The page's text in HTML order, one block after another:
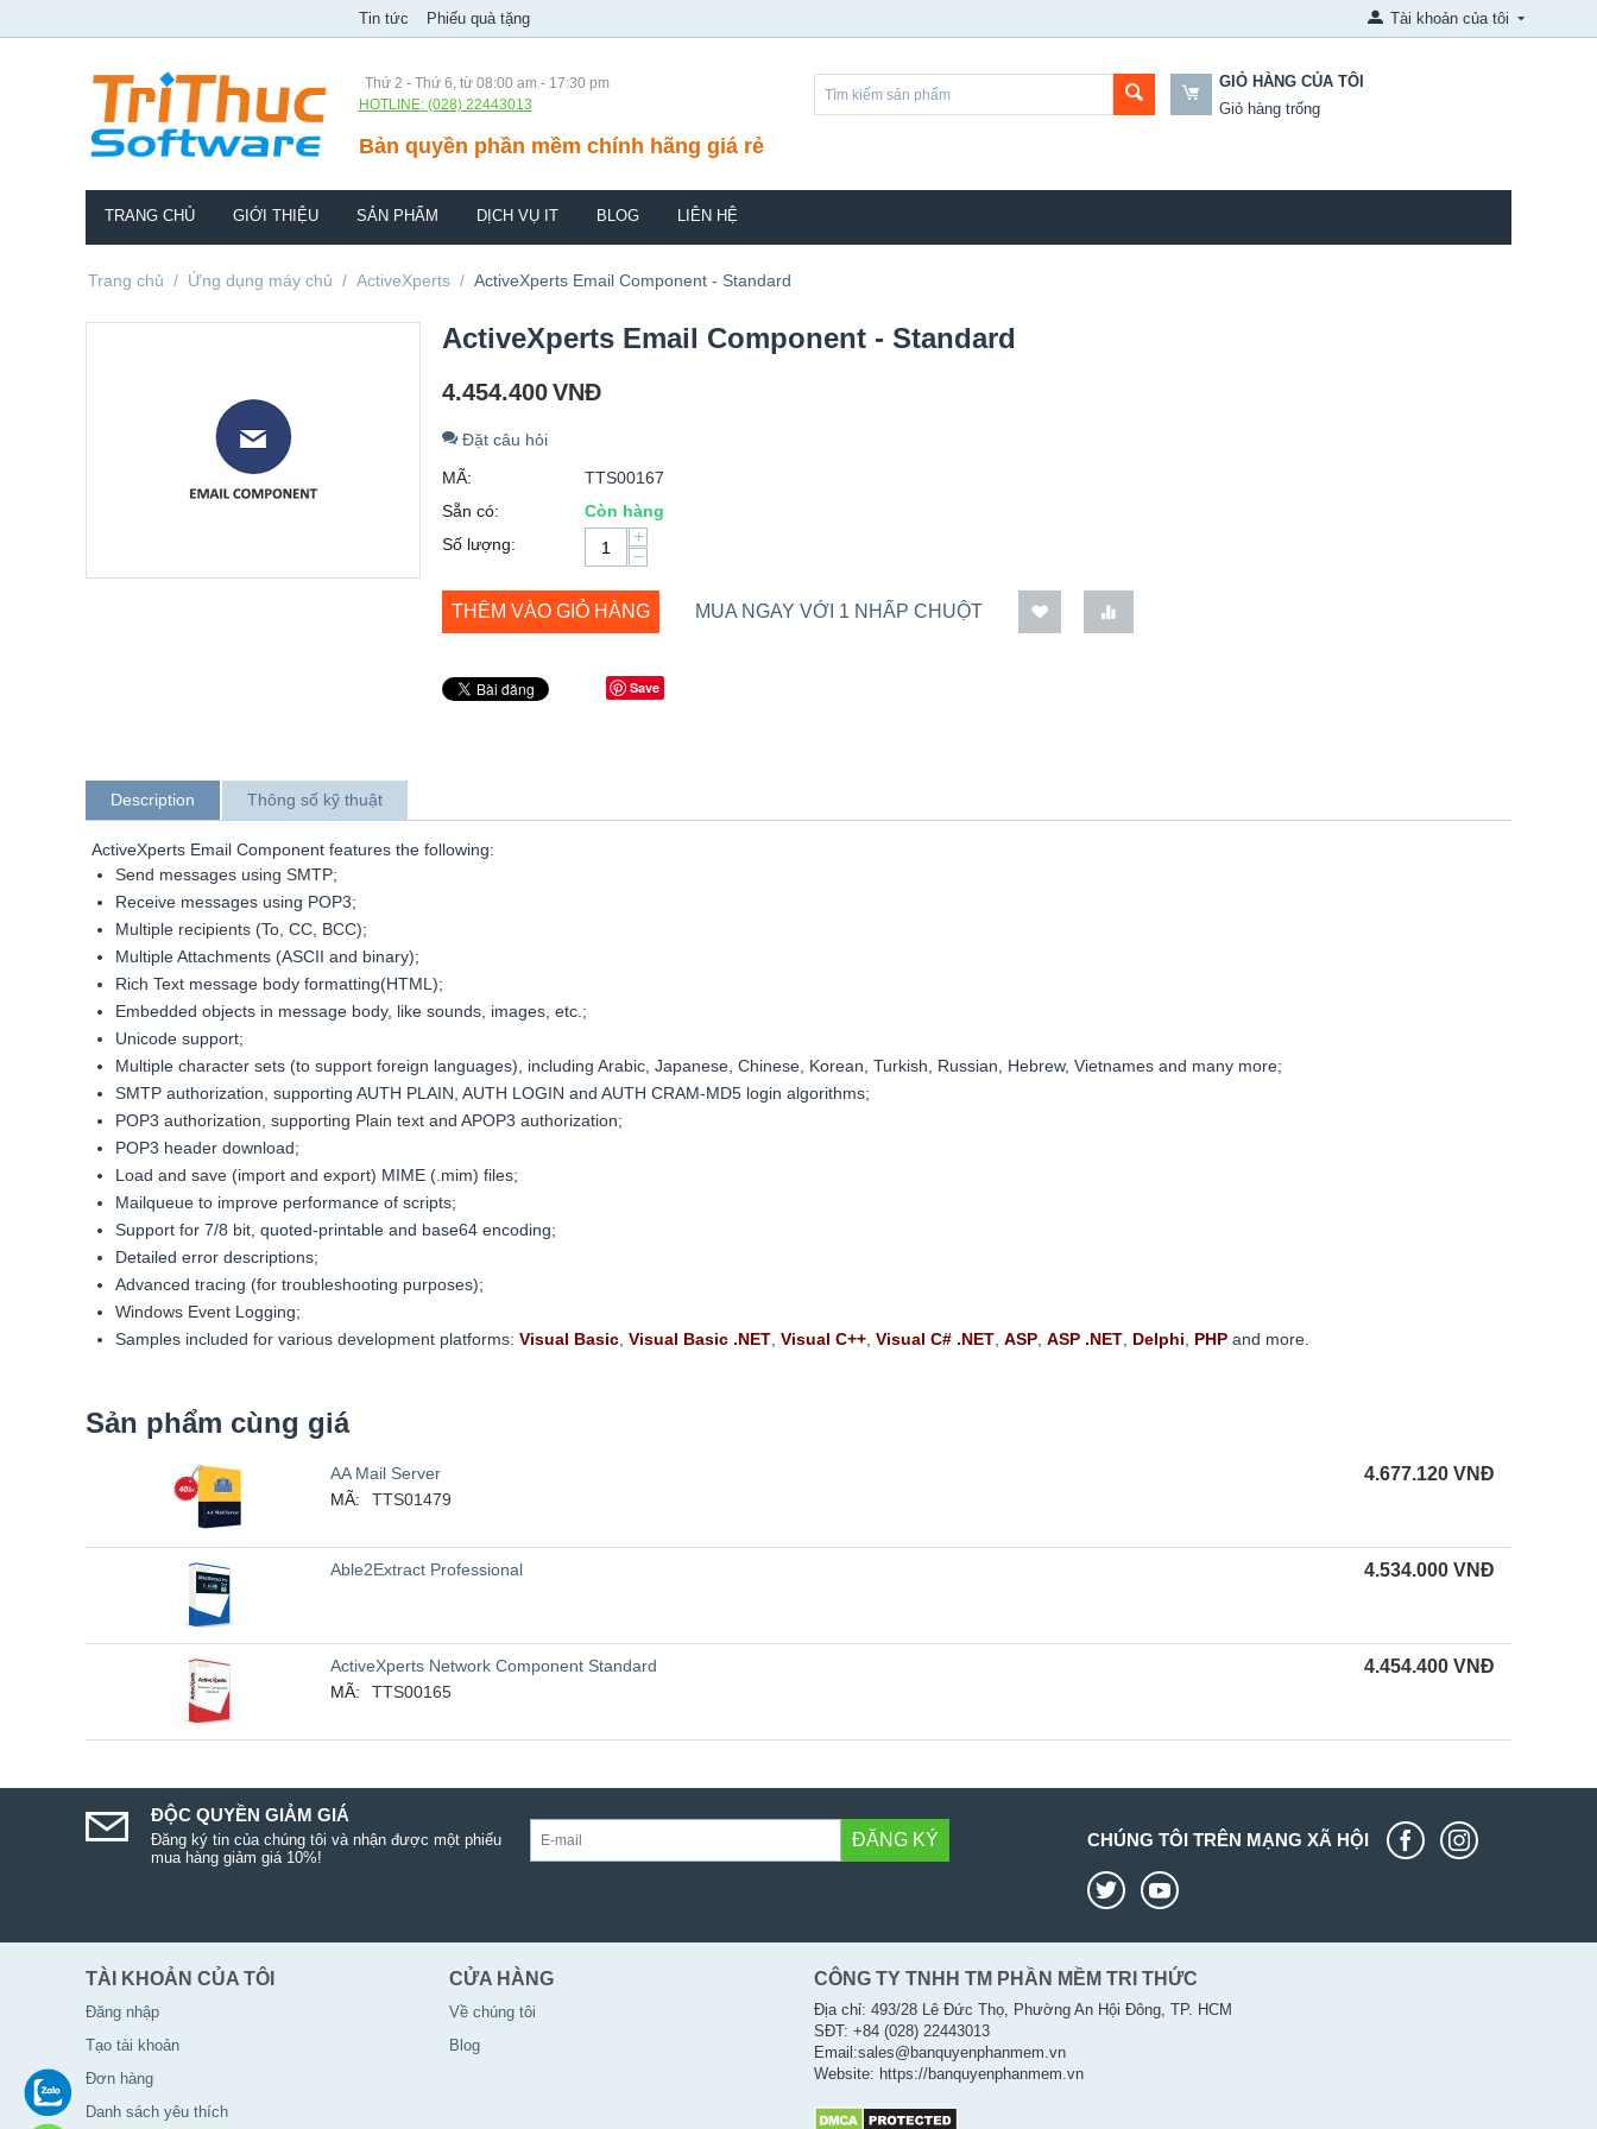
Tin tức Phiếu quà tặng Tài khoản của tôi
Thứ 2 - Thứ 6, từ 08:00 am - 17:30 pm
HOTLINE: (028) 22443013
Bản quyền phần mềm chính hãng giá rẻ
GIỎ HÀNG CỦA TÔI
Giỏ hàng trống
TRANG CHỦ GIỚI THIỆU SẢN PHẨM DỊCH VỤ IT BLOG LIÊN HỆ
Trang chủ / Ứng dụng máy chủ / ActiveXperts / ActiveXperts Email Component - Standard
ActiveXperts Email Component - Standard
4.454.400VNĐ
Đặt câu hỏi
MÃ:
TTS00167
Sẵn có:
Còn hàng
Số lượng:
+
−
THÊM VÀO GIỎ HÀNG MUA NGAY VỚI 1 NHẤP CHUỘT
Save
Description Thông số kỹ thuật
ActiveXperts Email Component features the following:
Send messages using SMTP;
Receive messages using POP3;
Multiple recipients (To, CC, BCC);
Multiple Attachments (ASCII and binary);
Rich Text message body formatting(HTML);
Embedded objects in message body, like sounds, images, etc.;
Unicode support;
Multiple character sets (to support foreign languages), including Arabic, Japanese, Chinese, Korean, Turkish, Russian, Hebrew, Vietnames and many more;
SMTP authorization, supporting AUTH PLAIN, AUTH LOGIN and AUTH CRAM-MD5 login algorithms;
POP3 authorization, supporting Plain text and APOP3 authorization;
POP3 header download;
Load and save (import and export) MIME (.mim) files;
Mailqueue to improve performance of scripts;
Support for 7/8 bit, quoted-printable and base64 encoding;
Detailed error descriptions;
Advanced tracing (for troubleshooting purposes);
Windows Event Logging;
Samples included for various development platforms: Visual Basic Visual Basic .NET Visual C++ Visual C# .NET ASP ASP .NET Delphi PHP and more.
Sản phẩm cùng giá
AA Mail Server
MÃ:
TTS01479
4.677.120 VNĐ
Able2Extract Professional 4.534.000 VNĐ
ActiveXperts Network Component Standard
MÃ:
TTS00165
4.454.400 VNĐ
ĐỘC QUYỀN GIẢM GIÁ
Đăng ký tin của chúng tôi và nhận được một phiếu
mua hàng giảm giá 10%!
ĐĂNG KÝ CHÚNG TÔI TRÊN MẠNG XÃ HỘI
TÀI KHOẢN CỦA TÔI
Đăng nhập
Tạo tài khoản
Đơn hàng
Danh sách yêu thích
CỬA HÀNG
Về chúng tôi
Blog
CÔNG TY TNHH TM PHẦN MỀM TRI THỨC
Địa chỉ: 493/28 Lê Đức Thọ, Phường An Hội Đông, TP. HCM
SĐT: +84 (028) 22443013
Email:sales@banquyenphanmem.vn
Website: https://banquyenphanmem.vn